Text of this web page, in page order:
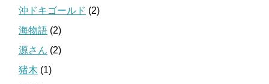
沖ドキゴールド (2)
海物語 (2)
源さん (2)
猪木 (1)